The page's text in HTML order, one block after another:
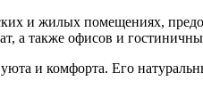
и жилых помещениях,
а также офисов и
и комфорта. Его